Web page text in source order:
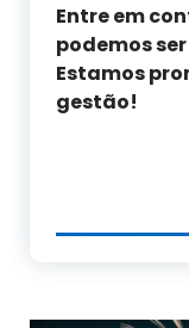
Entre em
podemosse
Estamos
gestão!